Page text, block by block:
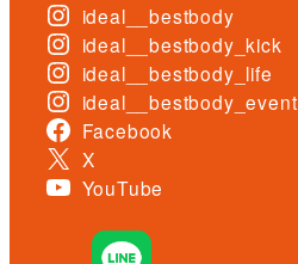
ideal__bestbody
ideal__bestbody_kick
ideal__bestbody_life
ideal__bestbody_event
Facebook
X
YouTube